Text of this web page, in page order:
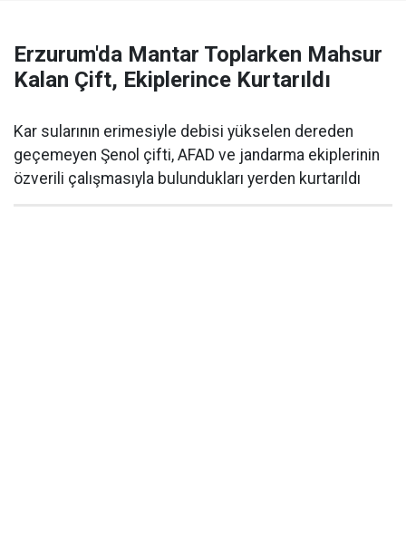
Erzurum'da Mantar Toplarken Mahsur
Kalan Çift, Ekiplerince Kurtarıldı
Kar sularının erimesiyle debisi yükselen dereden
geçemeyen Şenol çifti, AFAD ve jandarma ekiplerinin
özverili çalışmasıyla bulundukları yerden kurtarıldı